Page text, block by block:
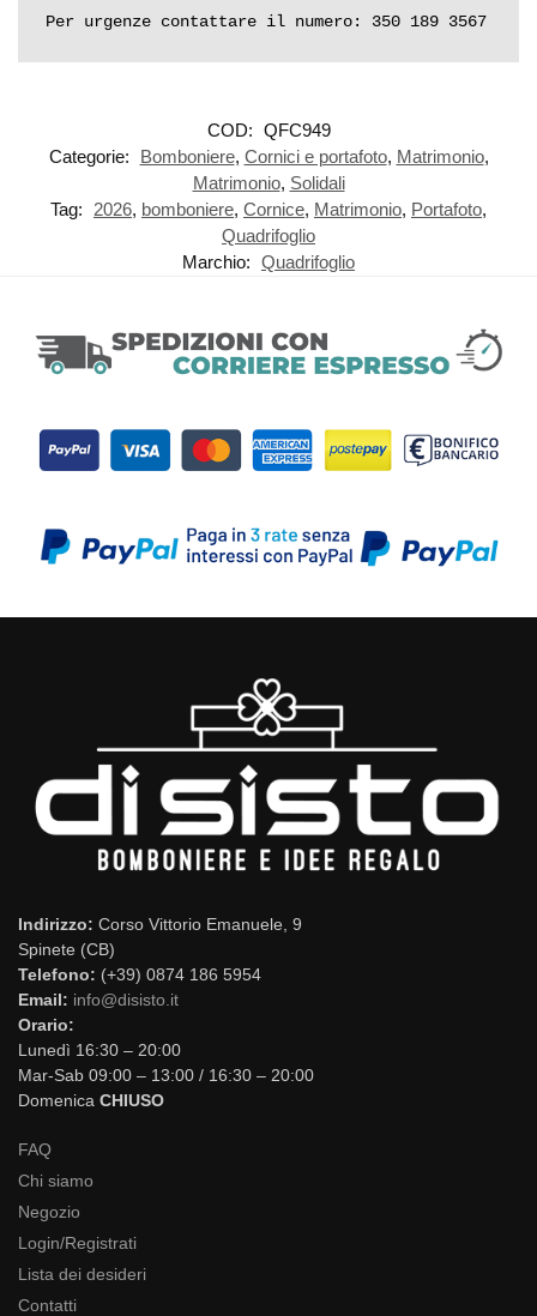
Per urgenze contattare il numero: 350 189 3567
COD: QFC949
Categorie:
Bomboniere, Cornici e portafoto, Matrimonio,
Matrimonio, Solidali
Tag:
2026, bomboniere, Cornice, Matrimonio, Portafoto,
Quadrifoglio
Marchio: Quadrifoglio
Indirizzo: Corso Vittorio Emanuele, 9
Spinete (CB)
Telefono: (+39) 0874 186 5954
Email: info@disisto.it
Orario:
Lunedì 16:30 – 20:00
Mar-Sab 09:00 – 13:00 / 16:30 – 20:00
Domenica CHIUSO
FAQ
Chi siamo
Negozio
Login/Registrati
Lista dei desideri
Contatti